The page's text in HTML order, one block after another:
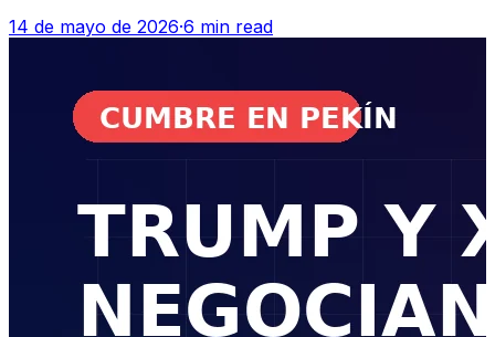
14 de mayo de 2026·6 min read